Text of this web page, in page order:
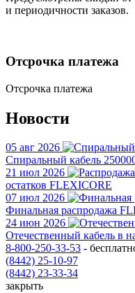
и периодичности заказов.
Отсрочка платежа
Отсрочка платежа
Новости
05 авг 2026
Спиральный кабель
21 июл 2026
остатков FLEXICORE
07 июл 2026
Финальная распродажа
24 июн 2026
Отечественный кабель в
8-800-250-33-53 -
(8442) 25-10-97
(8442) 23-33-34
закрыть